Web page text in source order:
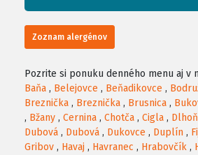
Zoznam alergénov
Pozrite si ponuku denného menu aj v
Baňa , Belejovce , Beňadikovce ,
Breznička , Breznička , Brusnica ,
, Bžany , Cernina , Chotča , Cigla ,
Dubová , Dubová , Dukovce , Duplín ,
Gribov , Havaj , Havranec , Hrabovčík ,